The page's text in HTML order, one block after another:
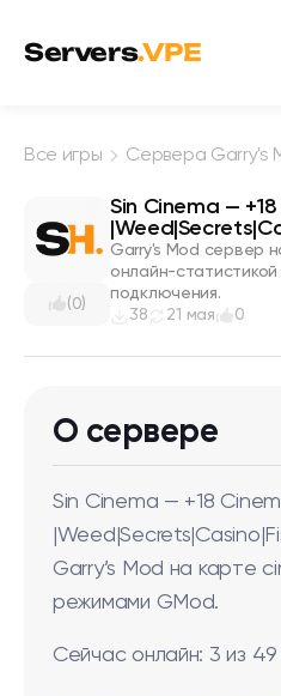
Servers.VPE
Все игры Сервера Garry's
(0)
Sin Cinema —
Garry's Mod сервер
онлайн-
подключения.
38
21 мая 0
О сервере
Sin Cinema — +18
Garry’s Mod на карте
режимами GMod.
Сейчас онлайн: 3 из 49